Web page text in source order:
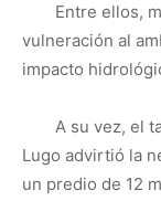
Entre ellos,
vulneración al
impacto
A su vez, el
Lugo advirtió la
un predio de 12